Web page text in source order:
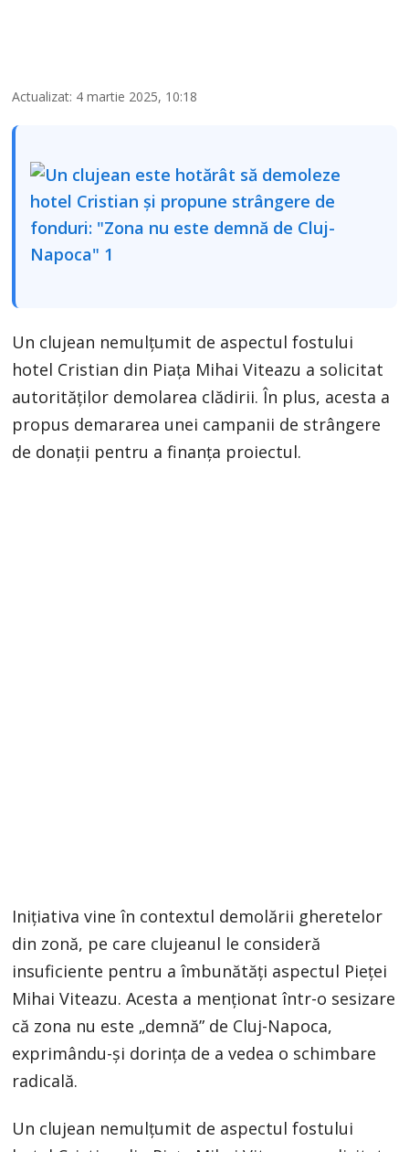
Actualizat: 4 martie 2025, 10:18
Un clujean nemulțumit de aspectul fostului
hotel Cristian din Piața Mihai Viteazu a solicitat
autorităților demolarea clădirii. În plus, acesta a
propus demararea unei campanii de strângere
de donații pentru a finanța proiectul.
Inițiativa vine în contextul demolării gheretelor
din zonă, pe care clujeanul le consideră
insuficiente pentru a îmbunătăți aspectul Pieței
Mihai Viteazu. Acesta a menționat într-o sesizare
că zona nu este „demnă” de Cluj-Napoca,
exprimându-și dorința de a vedea o schimbare
radicală.
Un clujean nemulțumit de aspectul fostului